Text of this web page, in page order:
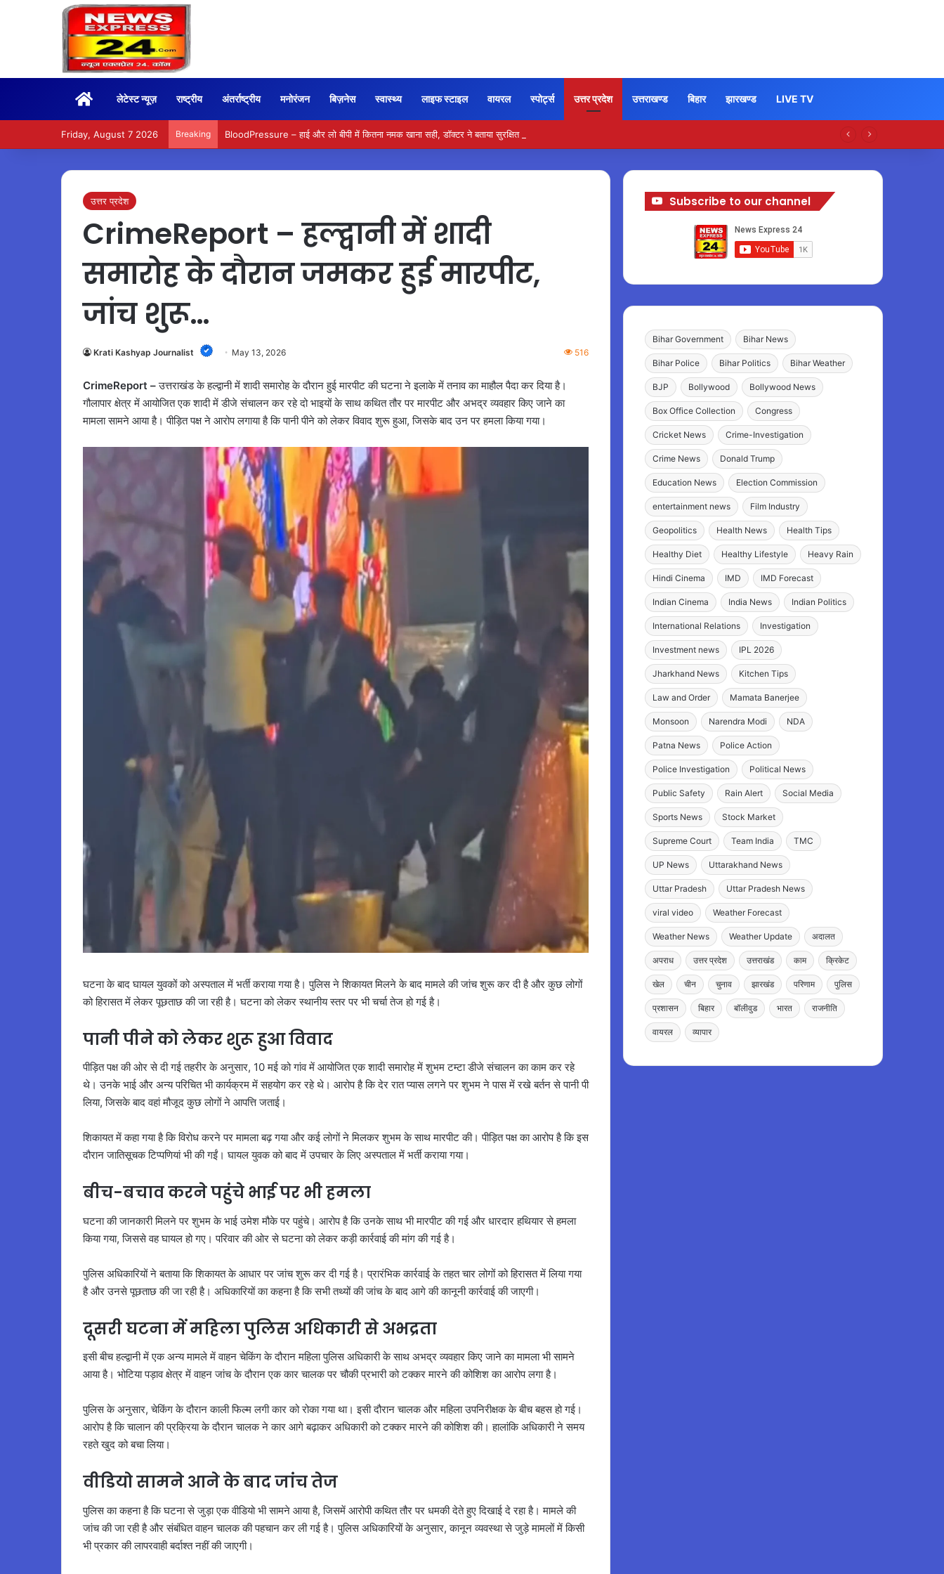
Homeलेटेस्ट न्यूज़ राष्ट्रीय अंतर्राष्ट्रीय मनोरंजन बिज़नेस स्वास्थ्य लाइफ स्टाइल वायरल स्पोर्ट्स उत्तर प्रदेश उत्तराखण्ड बिहार झारखण्ड LIVE TV
Friday, August 7 2026 Breaking BloodPressure – हाई और लो बीपी में कितना नमक खाना सही, डॉक्टर ने बताया सुरक्षित मात्रा…
उत्तर प्रदेश
CrimeReport – हल्द्वानी में शादी
समारोह के दौरान जमकर हुई मारपीट,
जांच शुरू…
Krati Kashyap Journalist May 13, 2026 516
CrimeReport –उत्तराखंड के हल्द्वानी में शादी समारोह के दौरान हुई मारपीट की घटना ने इलाके में तनाव का माहौल पैदा कर दिया है।
गौलापार क्षेत्र में आयोजित एक शादी में डीजे संचालन कर रहे दो भाइयों के साथ कथित तौर पर मारपीट और अभद्र व्यवहार किए जाने का
मामला सामने आया है। पीड़ित पक्ष ने आरोप लगाया है कि पानी पीने को लेकर विवाद शुरू हुआ, जिसके बाद उन पर हमला किया गया।
घटना के बाद घायल युवकों को अस्पताल में भर्ती कराया गया है। पुलिस ने शिकायत मिलने के बाद मामले की जांच शुरू कर दी है और कुछ लोगों
को हिरासत में लेकर पूछताछ की जा रही है। घटना को लेकर स्थानीय स्तर पर भी चर्चा तेज हो गई है।
पानी पीने को लेकर शुरू हुआ विवाद
पीड़ित पक्ष की ओर से दी गई तहरीर के अनुसार, 10 मई को गांव में आयोजित एक शादी समारोह में शुभम टम्टा डीजे संचालन का काम कर रहे
थे। उनके भाई और अन्य परिचित भी कार्यक्रम में सहयोग कर रहे थे। आरोप है कि देर रात प्यास लगने पर शुभम ने पास में रखे बर्तन से पानी पी
लिया, जिसके बाद वहां मौजूद कुछ लोगों ने आपत्ति जताई।
शिकायत में कहा गया है कि विरोध करने पर मामला बढ़ गया और कई लोगों ने मिलकर शुभम के साथ मारपीट की। पीड़ित पक्ष का आरोप है कि इस
दौरान जातिसूचक टिप्पणियां भी की गईं। घायल युवक को बाद में उपचार के लिए अस्पताल में भर्ती कराया गया।
बीच-बचाव करने पहुंचे भाई पर भी हमला
घटना की जानकारी मिलने पर शुभम के भाई उमेश मौके पर पहुंचे। आरोप है कि उनके साथ भी मारपीट की गई और धारदार हथियार से हमला
किया गया, जिससे वह घायल हो गए। परिवार की ओर से घटना को लेकर कड़ी कार्रवाई की मांग की गई है।
पुलिस अधिकारियों ने बताया कि शिकायत के आधार पर जांच शुरू कर दी गई है। प्रारंभिक कार्रवाई के तहत चार लोगों को हिरासत में लिया गया
है और उनसे पूछताछ की जा रही है। अधिकारियों का कहना है कि सभी तथ्यों की जांच के बाद आगे की कानूनी कार्रवाई की जाएगी।
दूसरी घटना में महिला पुलिस अधिकारी से अभद्रता
इसी बीच हल्द्वानी में एक अन्य मामले में वाहन चेकिंग के दौरान महिला पुलिस अधिकारी के साथ अभद्र व्यवहार किए जाने का मामला भी सामने
आया है। भोटिया पड़ाव क्षेत्र में वाहन जांच के दौरान एक कार चालक पर चौकी प्रभारी को टक्कर मारने की कोशिश का आरोप लगा है।
पुलिस के अनुसार, चेकिंग के दौरान काली फिल्म लगी कार को रोका गया था। इसी दौरान चालक और महिला उपनिरीक्षक के बीच बहस हो गई।
आरोप है कि चालान की प्रक्रिया के दौरान चालक ने कार आगे बढ़ाकर अधिकारी को टक्कर मारने की कोशिश की। हालांकि अधिकारी ने समय
रहते खुद को बचा लिया।
वीडियो सामने आने के बाद जांच तेज
पुलिस का कहना है कि घटना से जुड़ा एक वीडियो भी सामने आया है, जिसमें आरोपी कथित तौर पर धमकी देते हुए दिखाई दे रहा है। मामले की
जांच की जा रही है और संबंधित वाहन चालक की पहचान कर ली गई है। पुलिस अधिकारियों के अनुसार, कानून व्यवस्था से जुड़े मामलों में किसी
भी प्रकार की लापरवाही बर्दाश्त नहीं की जाएगी।
Subscribe to our channel
Bihar Government Bihar News
Bihar Police Bihar Politics Bihar Weather
BJP Bollywood Bollywood News
Box Office Collection Congress
Cricket News Crime-Investigation
Crime News Donald Trump
Education News Election Commission
entertainment news Film Industry
Geopolitics Health News Health Tips
Healthy Diet Healthy Lifestyle Heavy Rain
Hindi Cinema IMD IMD Forecast
Indian Cinema India News Indian Politics
International Relations Investigation
Investment news IPL 2026
Jharkhand News Kitchen Tips
Law and Order Mamata Banerjee
Monsoon Narendra Modi NDA
Patna News Police Action
Police Investigation Political News
Public Safety Rain Alert Social Media
Sports News Stock Market
Supreme Court Team India TMC
UP News Uttarakhand News
Uttar Pradesh Uttar Pradesh News
viral video Weather Forecast
Weather News Weather Update अदालत
अपराध उत्तर प्रदेश उत्तराखंड काम क्रिकेट
खेल चीन चुनाव झारखंड परिणाम पुलिस
प्रशासन बिहार बॉलीवुड भारत राजनीति
वायरल व्यापार